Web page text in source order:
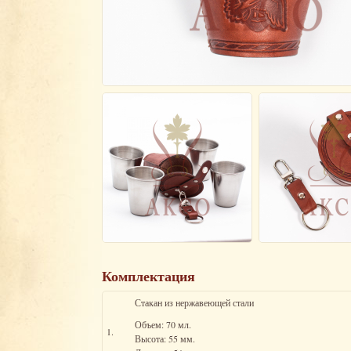
Комплектация
1.
Стакан из нержавеющей стали
Объем: 70 мл.
Высота: 55 мм.